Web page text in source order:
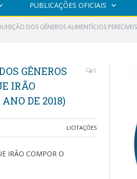
PUBLICAÇÕES OFICIAIS
DOS GÊNEROS ALIMENTÍCIOS
GÊNEROS
IRÃO
DE 2018)
0
LICITAÇÕES
IRÃO COMPOR O